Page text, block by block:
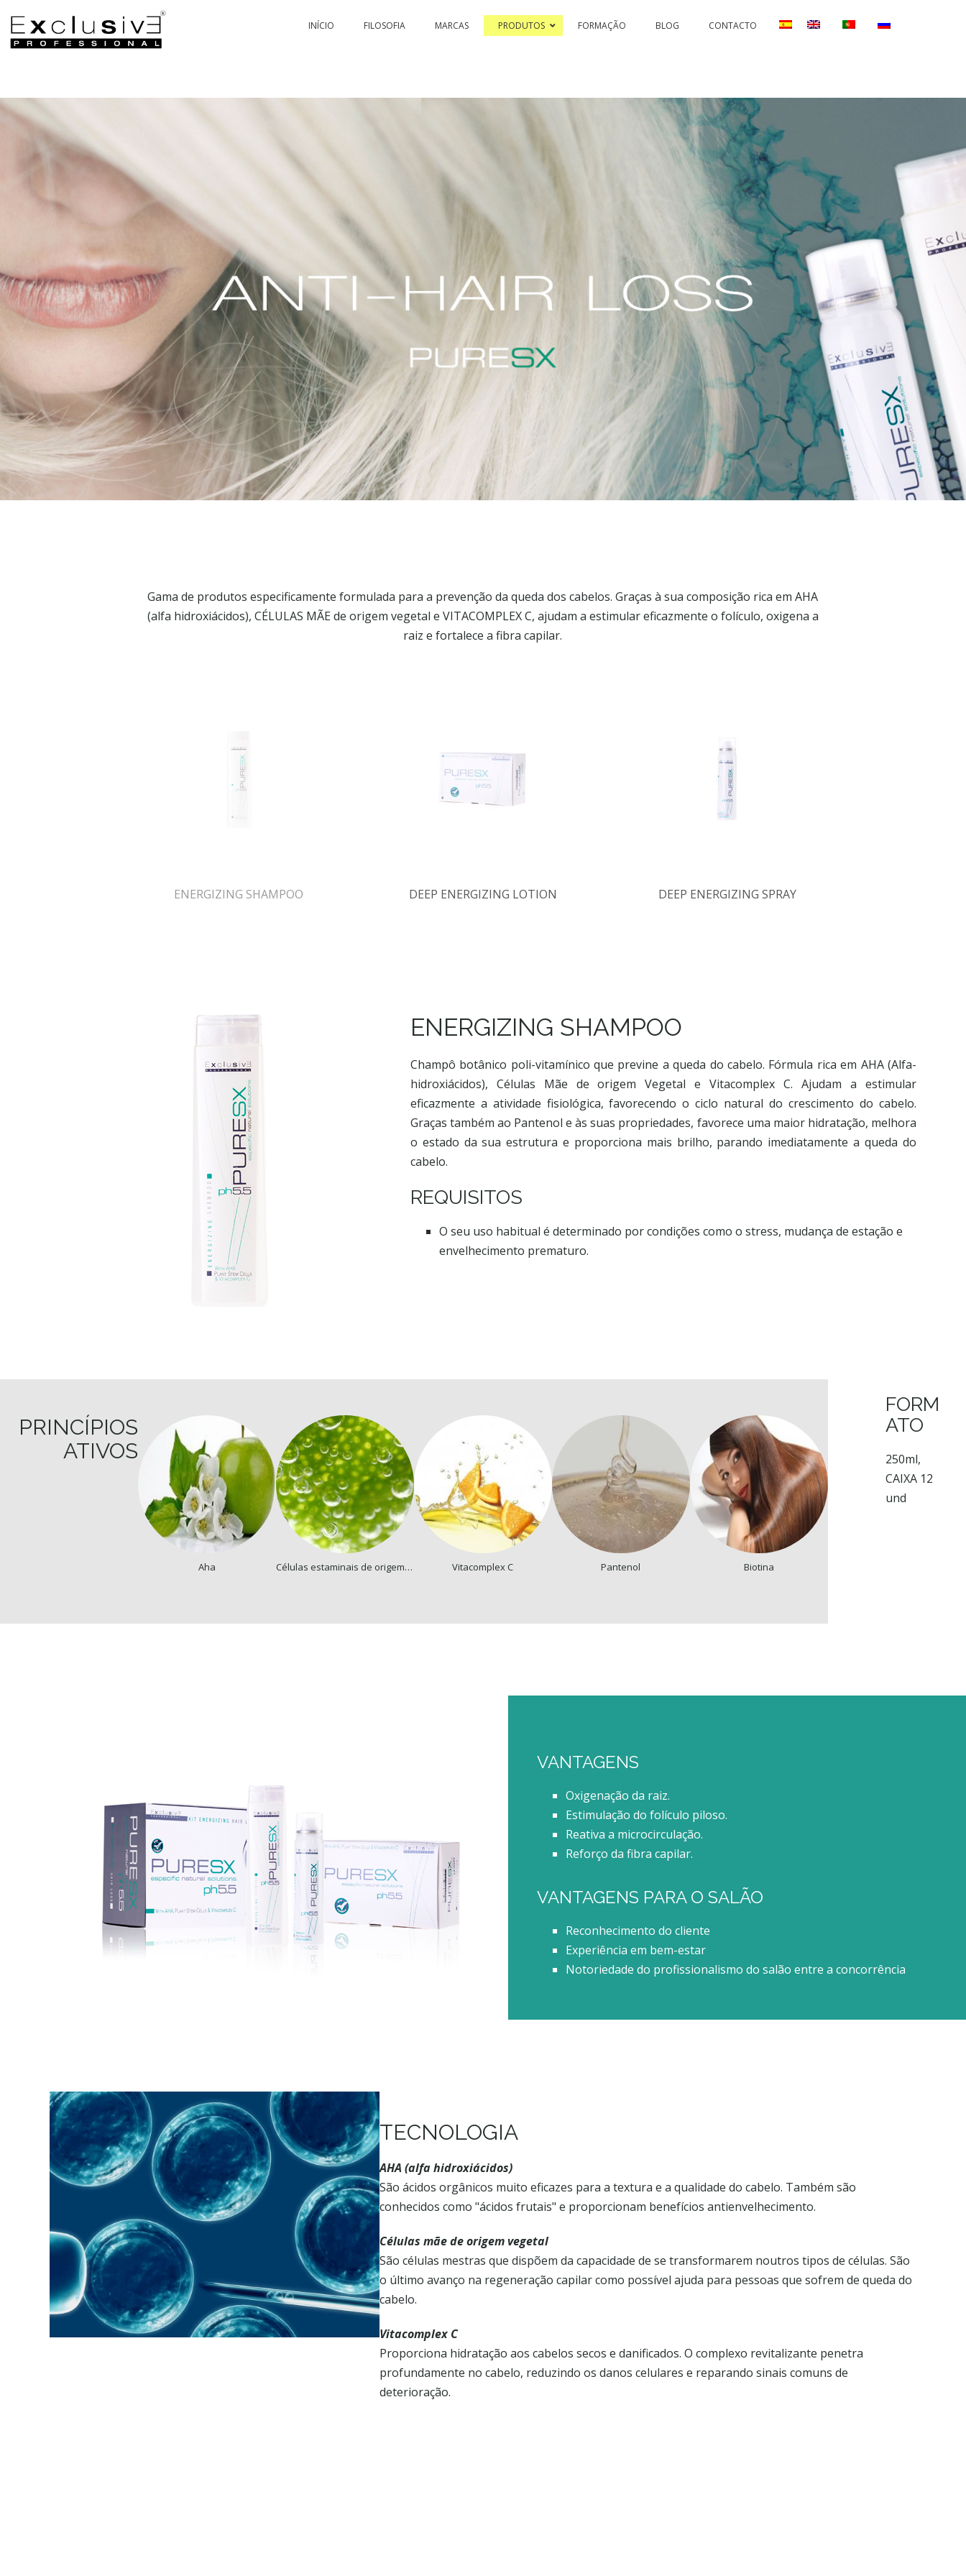
INÍCIO FILOSOFIA MARCAS PRODUTOS
BLEACHING AND CORRECTIONS PERMANENTS AND PROTECTORS
PASSIONEX
FORMAÇÃO BLOG CONTACTO
Gama de produtos especificamente formulada para a prevenção da queda dos cabelos. Graças à sua composição rica em AHA
(alfa hidroxiácidos), CÉLULAS MÃE de origem vegetal e VITACOMPLEX C, ajudam a estimular eficazmente o folículo, oxigena a
raiz e fortalece a fibra capilar.
ENERGIZING SHAMPOO DEEP ENERGIZING LOTION DEEP ENERGIZING SPRAY
ENERGIZING SHAMPOO
Champô botânico poli-vitamínico que previne a queda do cabelo. Fórmula rica em AHA (Alfa-
hidroxiácidos), Células Mãe de origem Vegetal e Vitacomplex C. Ajudam a estimular
eficazmente a atividade fisiológica, favorecendo o ciclo natural do crescimento do cabelo.
Graças também ao Pantenol e às suas propriedades, favorece uma maior hidratação, melhora
o estado da sua estrutura e proporciona mais brilho, parando imediatamente a queda do
cabelo.
REQUISITOS
O seu uso habitual é determinado por condições como o stress, mudança de estação e
envelhecimento prematuro.
PRINCÍPIOS
ATIVOS
Aha Células estaminais de origem vegetal Vitacomplex C Pantenol Biotina
FORM
ATO
250ml,
CAIXA 12
und
VANTAGENS
Oxigenação da raiz.
Estimulação do folículo piloso.
Reativa a microcirculação.
Reforço da fibra capilar.
VANTAGENS PARA O SALÃO
Reconhecimento do cliente
Experiência em bem-estar
Notoriedade do profissionalismo do salão entre a concorrência
TECNOLOGIA
AHA (alfa hidroxiácidos)
São ácidos orgânicos muito eficazes para a textura e a qualidade do cabelo. Também são
conhecidos como "ácidos frutais" e proporcionam benefícios antienvelhecimento.
Células mãe de origem vegetal
São células mestras que dispõem da capacidade de se transformarem noutros tipos de células. São
o último avanço na regeneração capilar como possível ajuda para pessoas que sofrem de queda do
cabelo.
Vitacomplex C
Proporciona hidratação aos cabelos secos e danificados. O complexo revitalizante penetra
profundamente no cabelo, reduzindo os danos celulares e reparando sinais comuns de
deterioração.